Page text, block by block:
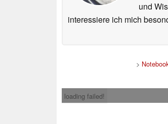
und
interessiere ich mich
>
loading failed!